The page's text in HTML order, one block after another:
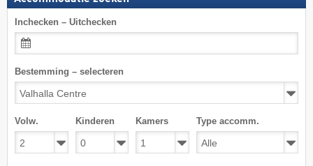
Inchecken – Uitchecken
Bestemming – selecteren
Volw. Kinderen Kamers Type accomm.